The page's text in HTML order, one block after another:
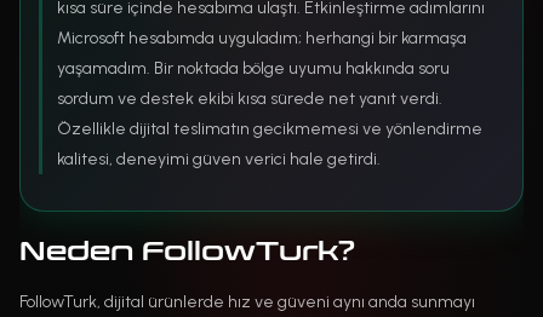
kısa süre içinde hesabıma ulaştı. Etkinleştirme adımlarını
Microsoft hesabımda uyguladım; herhangi bir karmaşa
yaşamadım. Bir noktada bölge uyumu hakkında soru
sordum ve destek ekibi kısa sürede net yanıt verdi.
Özellikle dijital teslimatın gecikmemesi ve yönlendirme
kalitesi, deneyimi güven verici hale getirdi.
Neden FollowTurk?
FollowTurk, dijital ürünlerde hız ve güveni aynı anda sunmayı